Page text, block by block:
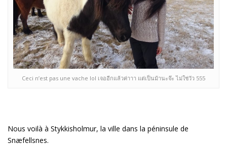
Ceci n’est pas une vache lol เจออีกแล้วค่าาา แต่เป็นม้านะจ๊ะ ไม่ใช่วัว 555
Nous voilà à Stykkisholmur, la ville dans la péninsule de
Snæfellsnes.